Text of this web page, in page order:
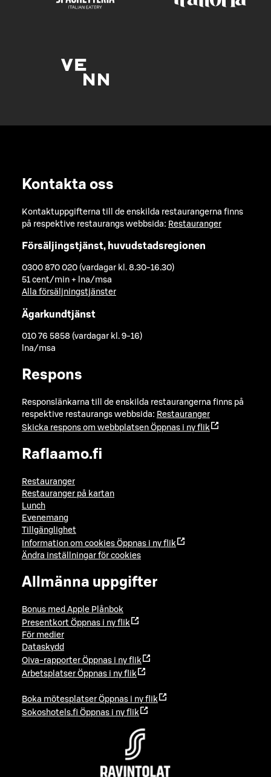
Kontakta oss
Kontaktuppgifterna till de enskilda restaurangerna finns
på respektive restaurangs webbsida: Restauranger
Försäljingstjänst, huvudstadsregionen
0300 870 020 (vardagar kl. 8.30-16.30)
51 cent/min + lna/msa
Alla försäljningstjänster
Ägarkundtjänst
010 76 5858 (vardagar kl. 9-16)
lna/msa
Respons
Responslänkarna till de enskilda restaurangerna finns på
respektive restaurangs webbsida: Restauranger
Skicka respons om webbplatsen Öppnas i ny flik
Raflaamo.fi
Restauranger
Restauranger på kartan
Lunch
Evenemang
Tillgänglighet
Information om cookies Öppnas i ny flik
Ändra inställningar för cookies
Allmänna uppgifter
Bonus med Apple Plånbok
Presentkort Öppnas i ny flik
För medier
Dataskydd
Oiva-rapporter Öppnas i ny flik
Arbetsplatser Öppnas i ny flik
Boka mötesplatser Öppnas i ny flik
Sokoshotels.fi Öppnas i ny flik